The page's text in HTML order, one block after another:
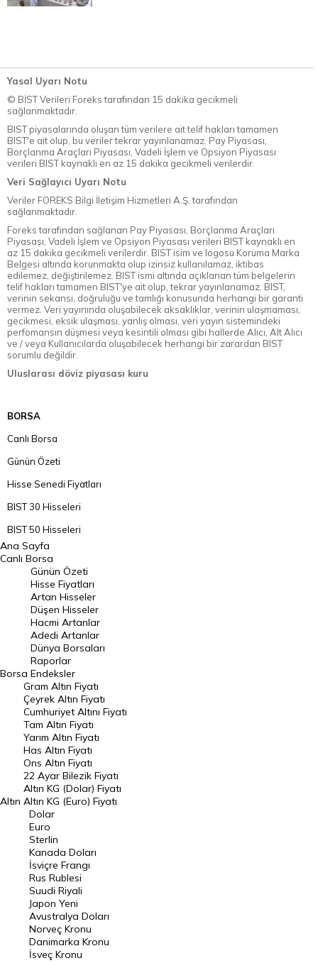
Yasal Uyarı Notu
© BİST Verileri Foreks tarafından 15 dakika gecikmeli
sağlanmaktadır.
BIST piyasalarında oluşan tüm verilere ait telif hakları tamamen
BIST'e ait olup, bu veriler tekrar yayınlanamaz. Pay Piyasası,
Borçlanma Araçları Piyasası, Vadeli İşlem ve Opsiyon Piyasası
verileri BIST kaynaklı en az 15 dakika gecikmeli verilerdir.
Veri Sağlayıcı Uyarı Notu
Veriler FOREKS Bilgi İletişim Hizmetleri A.Ş. tarafından
sağlanmaktadır.
Foreks tarafından sağlanan Pay Piyasası, Borçlanma Araçları
Piyasası, Vadeli İşlem ve Opsiyon Piyasası verileri BIST kaynaklı en
az 15 dakika gecikmeli verilerdir. BIST isim ve logosu Koruma Marka
Belgesi altında korunmakta olup izinsiz kullanılamaz, iktibas
edilemez, değiştirilemez. BIST ismi altında açıklanan tüm belgelerin
telif hakları tamamen BIST'ye ait olup, tekrar yayınlanamaz. BIST,
verinin sekansı, doğruluğu ve tamlığı konusunda herhangi bir garanti
vermez. Veri yayınında oluşabilecek aksaklıklar, verinin ulaşmaması,
gecikmesi, eksik ulaşması, yanlış olması, veri yayın sistemindeki
perfomansın düşmesi veya kesintili olması gibi hallerde Alıcı, Alt Alıcı
ve / veya Kullanıcılarda oluşabilecek herhangi bir zarardan BIST
sorumlu değildir.
Uluslarası döviz piyasası kuru
BORSA
Canlı Borsa
Günün Özeti
Hisse Senedi Fiyatları
BIST 30 Hisseleri
BIST 50 Hisseleri
BIST 100 Hisseleri
En Çok Artan Hisseler
En Çok Düşen Hisseler
Hacmi Artanlar
Geçmiş Kapanışlar
Dünya Borsaları
Raporlar
Endeksler
DÖVİZ
Döviz Kuru
Dolar Kuru
Euro Kuru
Pound Kuru
Frank Kuru
Riyal Kuru
Avustralya Doları
Danimarka Kronu Kuru
Kanada Doları Kuru
Ana Sayfa
Canlı Borsa
Borsa
Günün Özeti
Hisse Fiyatları
Artan Hisseler
Düşen Hisseler
Hacmi Artanlar
Adedi Artanlar
Dünya Borsaları
Raporlar
Endeksler
Altın
Gram Altın Fiyatı
Çeyrek Altın Fiyatı
Cumhuriyet Altını Fiyatı
Tam Altın Fiyatı
Yarım Altın Fiyatı
Has Altın Fiyatı
Ons Altın Fiyatı
22 Ayar Bilezik Fiyatı
Altın KG (Dolar) Fiyatı
Altın KG (Euro) Fiyatı
Dolar
Euro
Sterlin
Kanada Doları
İsviçre Frangı
Rus Rublesi
Suudi Riyali
Japon Yeni
Avustralya Doları
Norveç Kronu
Danimarka Kronu
İsveç Kronu